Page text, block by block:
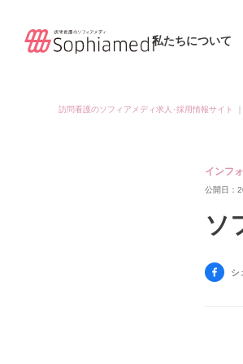
私たちについて
訪問看護のソフィアメディ求人･採用情報サイト
インフ
公開日：
ソ
シ